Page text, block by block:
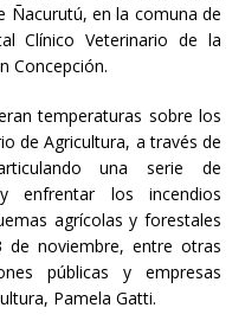
Ñacurutú, en la comuna de
Clínico Veterinario de la
Concepción.
temperaturas sobre los
de Agricultura, a través de
una serie de
enfrentar los incendios
agrícolas y forestales
noviembre, entre otras
públicas y empresas
Pamela Gatti.